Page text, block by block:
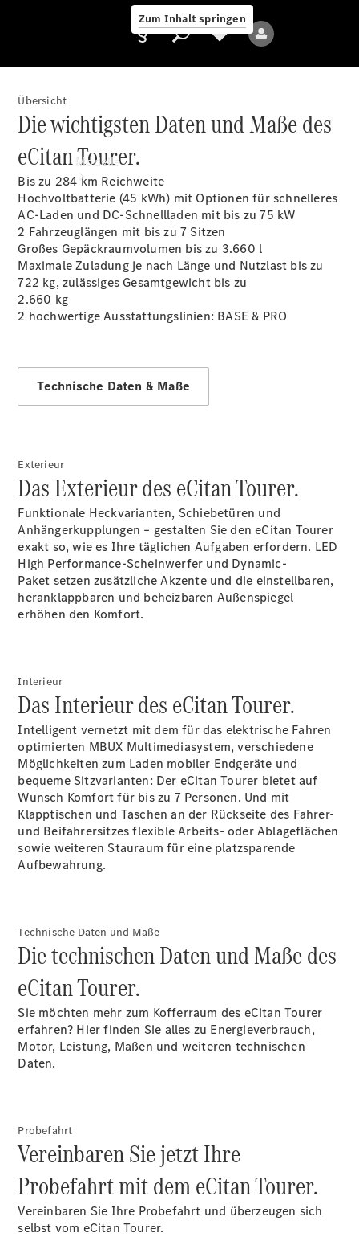
Zum Inhalt springen
Anbieter/Datenschutz
Modelle
Alle Modelle
Sprinter
Alle
Sprinter
Sprinter
Kastenwagen
Sprinter
Tourer
Sprinter
Fahrgestell
Pritschenwagen
Konfigurator
Probefahrt
Mercedes-
Benz Store
Vito
Kastenwagen
Vito Tourer
Konfigurator
Probefahrt
Übersicht
Die wichtigsten Daten und Maße des
eCitan Tourer.
Bis zu 284 km Reichweite
Hochvoltbatterie (45 kWh) mit Optionen für schnelleres
AC-Laden und DC-Schnellladen mit bis zu 75 kW
2 Fahrzeuglängen mit bis zu 7 Sitzen
Großes Gepäckraumvolumen bis zu 3.660 l
Maximale Zuladung je nach Länge und Nutzlast bis zu
722 kg, zulässiges Gesamtgewicht bis zu
2.660 kg
2 hochwertige Ausstattungslinien: BASE & PRO
Technische Daten & Maße
Exterieur
Das Exterieur des eCitan Tourer.
Funktionale Heckvarianten, Schiebetüren und
Anhängerkupplungen – gestalten Sie den eCitan Tourer
exakt so, wie es Ihre täglichen Aufgaben erfordern. LED
High Performance-Scheinwerfer und Dynamic-
Paket setzen zusätzliche Akzente und die einstellbaren,
heranklappbaren und beheizbaren Außenspiegel
erhöhen den Komfort.
Interieur
Das Interieur des eCitan Tourer.
Intelligent vernetzt mit dem für das elektrische Fahren
optimierten MBUX Multimediasystem, verschiedene
Möglichkeiten zum Laden mobiler Endgeräte und
bequeme Sitzvarianten: Der eCitan Tourer bietet auf
Wunsch Komfort für bis zu 7 Personen. Und mit
Klapptischen und Taschen an der Rückseite des Fahrer-
und Beifahrersitzes flexible Arbeits- oder Ablageflächen
sowie weiteren Stauraum für eine platzsparende
Aufbewahrung.
Technische Daten und Maße
Die technischen Daten und Maße des
eCitan Tourer.
Sie möchten mehr zum Kofferraum des eCitan Tourer
erfahren? Hier finden Sie alles zu Energieverbrauch,
Motor, Leistung, Maßen und weiteren technischen
Daten.
Probefahrt
Vereinbaren Sie jetzt Ihre
Probefahrt mit dem eCitan Tourer.
Vereinbaren Sie Ihre Probefahrt und überzeugen sich
selbst vom eCitan Tourer.